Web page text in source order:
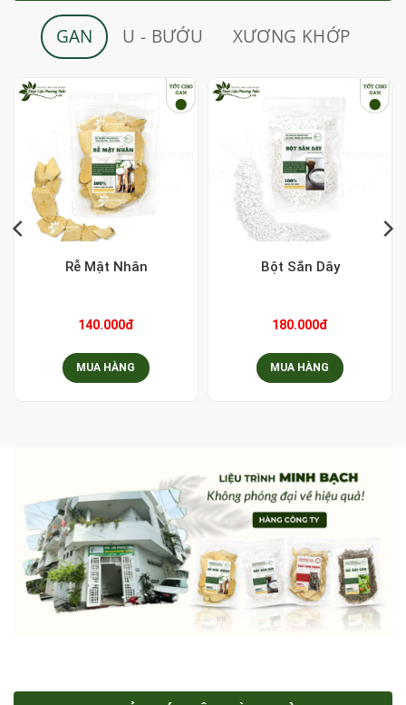
GAN U - BƯỚU XƯƠNG KHỚP
Rễ Mật Nhân
140.000đ
MUA HÀNG
Bột Sắn Dây
180.000đ
MUA HÀNG